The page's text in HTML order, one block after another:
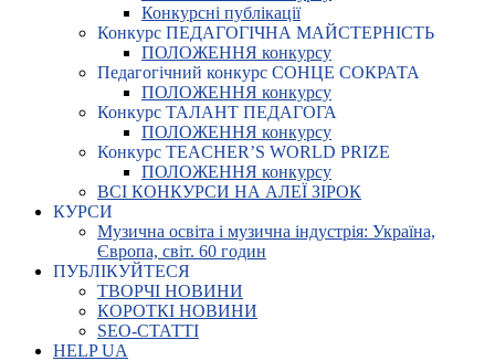
Конкурсні публікації
Конкурс ПЕДАГОГІЧНА МАЙСТЕРНІСТЬ
ПОЛОЖЕННЯ конкурсу
Педагогічний конкурс СОНЦЕ СОКРАТА
ПОЛОЖЕННЯ конкурсу
Конкурс ТАЛАНТ ПЕДАГОГА
ПОЛОЖЕННЯ конкурсу
Конкурс TEACHER’S WORLD PRIZE
ПОЛОЖЕННЯ конкурсу
ВСІ КОНКУРСИ НА АЛЕЇ ЗІРОК
КУРСИ
Музична освіта і музична індустрія: Україна,
Європа, світ. 60 годин
ПУБЛІКУЙТЕСЯ
ТВОРЧІ НОВИНИ
КОРОТКІ НОВИНИ
SEO-СТАТТІ
HELP UA